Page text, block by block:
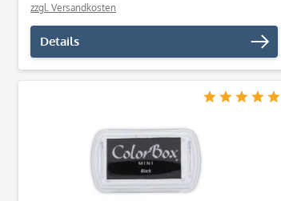
zzgl. Versandkosten
Details